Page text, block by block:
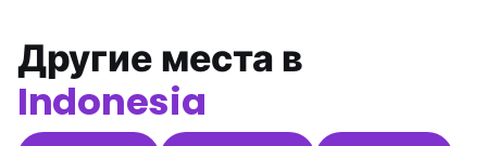
Другие места в
Indonesia